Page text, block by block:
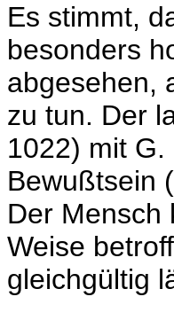
Es stimmt,
besonders
abgesehen,
zu tun. Der
1022) mit
Bewußtsein
Der Mensch
Weise
gleichgültig